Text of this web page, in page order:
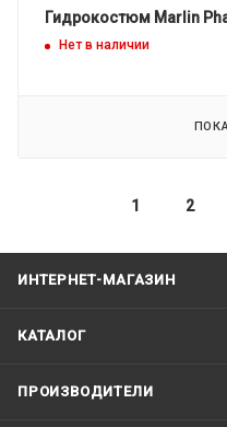
Гидрокостюм Marlin
Нет в наличии
1 2
ИНТЕРНЕТ-МАГАЗИН
КАТАЛОГ
ПРОИЗВОДИТЕЛИ